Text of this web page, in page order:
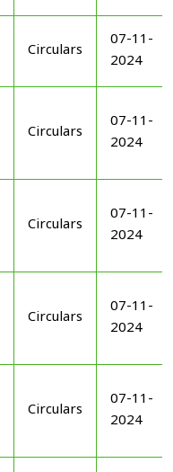
Circulars
07-11-
2024
Circulars
07-11-
2024
Circulars
07-11-
2024
Circulars
07-11-
2024
Circulars
07-11-
2024